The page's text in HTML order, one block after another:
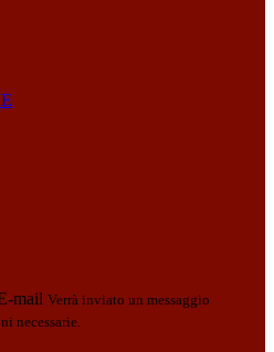
mail Verrà inviato un messaggio
necessarie.